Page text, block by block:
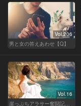
Vol.206
男と女の答えあわせ【Q】
Vol.16